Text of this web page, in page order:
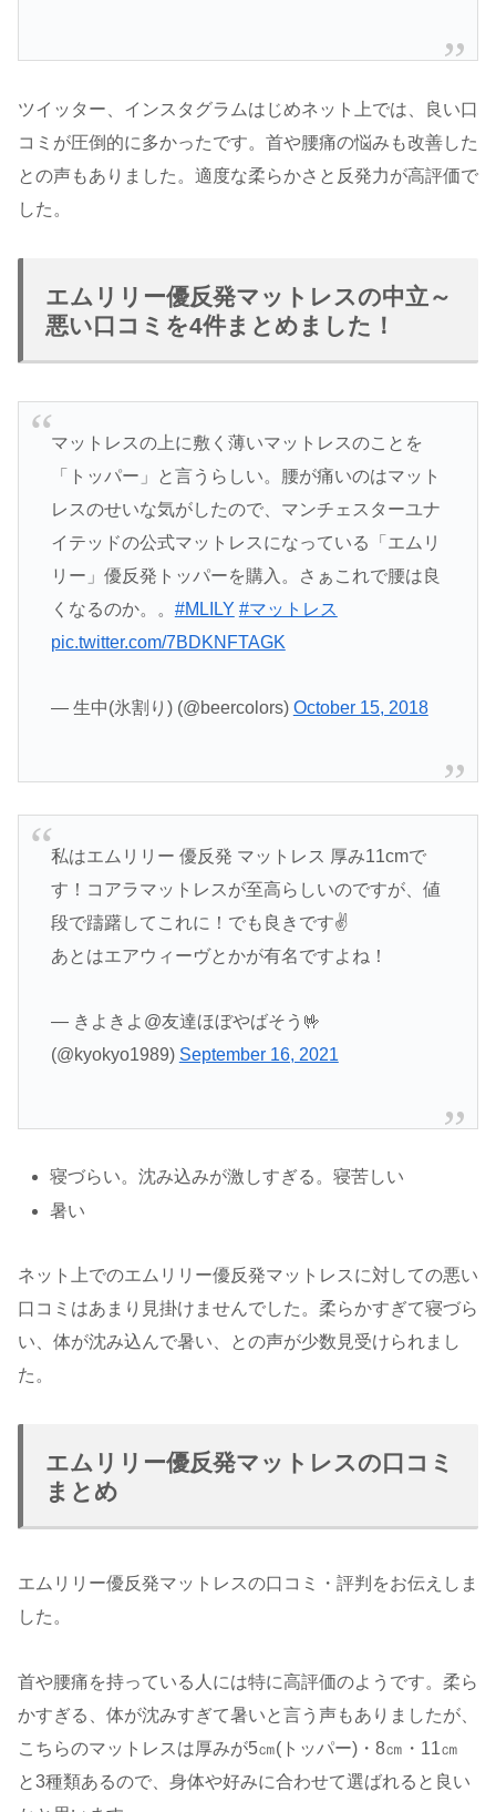
ツイッター、インスタグラムはじめネット上では、良い口
コミが圧倒的に多かったです。首や腰痛の悩みも改善した
との声もありました。適度な柔らかさと反発力が高評価で
した。
エムリリー優反発マットレスの中立～
悪い口コミを4件まとめました！
マットレスの上に敷く薄いマットレスのことを
「トッパー」と言うらしい。腰が痛いのはマット
レスのせいな気がしたので、マンチェスターユナ
イテッドの公式マットレスになっている「エムリ
リー」優反発トッパーを購入。さぁこれで腰は良
くなるのか。。 #MLILY #マットレス
pic.twitter.com/7BDKNFTAGK
— 生中(氷割り) (@beercolors) October 15, 2018
私はエムリリー 優反発 マットレス 厚み11cmで
す！コアラマットレスが至高らしいのですが、値
段で躊躇してこれに！でも良きです✌
あとはエアウィーヴとかが有名ですよね！
— きよきよ@友達ほぼやばそう🤟
(@kyokyo1989) September 16, 2021
寝づらい。沈み込みが激しすぎる。寝苦しい
暑い
ネット上でのエムリリー優反発マットレスに対しての悪い
口コミはあまり見掛けませんでした。柔らかすぎて寝づら
い、体が沈み込んで暑い、との声が少数見受けられまし
た。
エムリリー優反発マットレスの口コミ
まとめ
エムリリー優反発マットレスの口コミ・評判をお伝えしま
した。
首や腰痛を持っている人には特に高評価のようです。柔ら
かすぎる、体が沈みすぎて暑いと言う声もありましたが、
こちらのマットレスは厚みが5㎝(トッパー)・8㎝・11㎝
と3種類あるので、身体や好みに合わせて選ばれると良い